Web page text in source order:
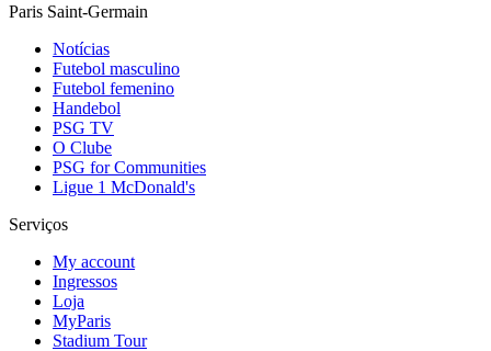
Paris Saint-Germain
Notícias
Futebol masculino
Futebol femenino
Handebol
PSG TV
O Clube
PSG for Communities
Ligue 1 McDonald's
Serviços
My account
Ingressos
Loja
MyParis
Stadium Tour